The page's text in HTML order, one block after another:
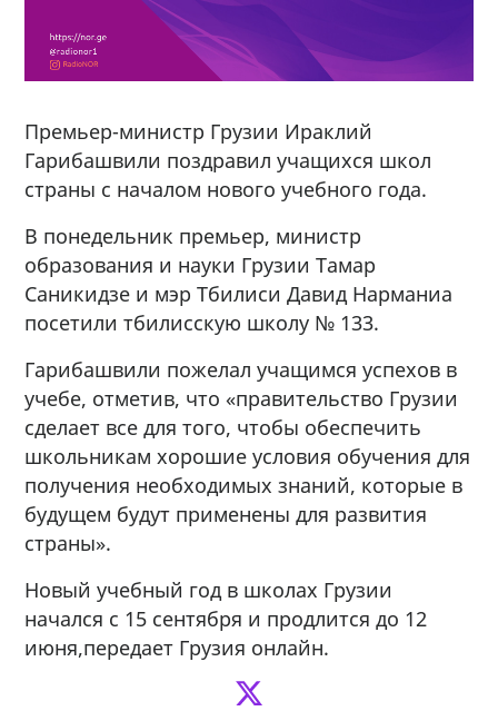
Премьер-министр Грузии Ираклий
Гарибашвили поздравил учащихся школ
страны с началом нового учебного года.
В понедельник премьер, министр
образования и науки Грузии Тамар
Саникидзе и мэр Тбилиси Давид Нарманиа
посетили тбилисскую школу № 133.
Гарибашвили пожелал учащимся успехов в
учебе, отметив, что «правительство Грузии
сделает все для того, чтобы обеспечить
школьникам хорошие условия обучения для
получения необходимых знаний, которые в
будущем будут применены для развития
страны».
Новый учебный год в школах Грузии
начался с 15 сентября и продлится до 12
июня,передает Грузия онлайн.